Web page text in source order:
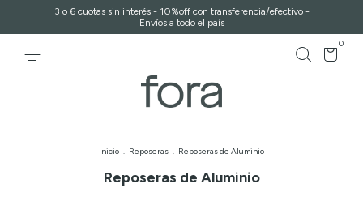
3 o 6 cuotas sin interés - 10%off con transferencia/efectivo -
Envíos a todo el país
0
Inicio . Reposeras . Reposeras de Aluminio
Reposeras de Aluminio